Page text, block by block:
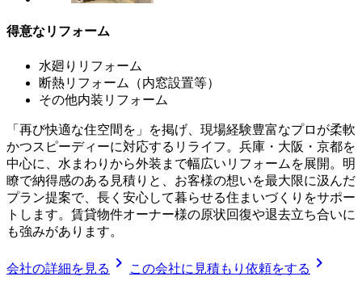
得意なリフォーム
水廻りリフォーム
断熱リフォーム（内窓設置等）
その他内装リフォーム
「再び快適な住空間を」を掲げ、現場経験豊富なプロが柔軟
かつスピーディーに対応するリライフ。兵庫・大阪・京都を
中心に、水まわりから外装まで幅広いリフォームを展開。明
瞭で納得感のある見積りと、お客様の想いを最大限に汲んだ
プラン提案で、長く安心して暮らせる住まいづくりをサポー
トします。賃貸物件オーナー様の原状回復や退去立ち合いに
も強みがあります。
会社の詳細を見る chevron_right この会社に見積もり依頼をする chevron_right